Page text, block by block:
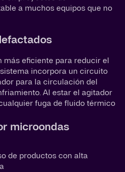
a muchos equipos que no
más eficiente para reducir el
incorpora un circuito
para la circulación del
Al estar el agitador
fuga de fluido térmico
microondas
de productos con alta